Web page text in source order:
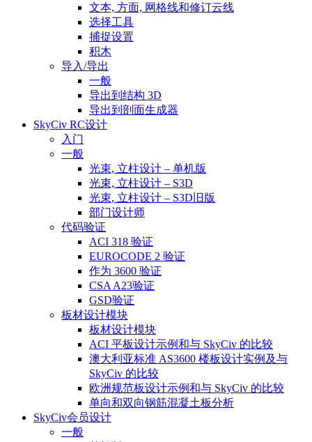
文本, 方面, 网格线和修订云线
选择工具
捕捉设置
积木
导入/导出
一般
导出到结构 3D
导出到剖面生成器
SkyCiv RC设计
入门
一般
光束, 立柱设计 – 单机版
光束, 立柱设计 – S3D
光束, 立柱设计 – S3D旧版
部门设计师
代码验证
ACI 318 验证
EUROCODE 2 验证
作为 3600 验证
CSA A23验证
GSD验证
板材设计模块
板材设计模块
ACI 平板设计示例和与 SkyCiv 的比较
澳大利亚标准 AS3600 楼板设计实例及与
SkyCiv 的比较
欧洲规范板设计示例和与 SkyCiv 的比较
单向和双向钢筋混凝土板分析
SkyCiv会员设计
一般